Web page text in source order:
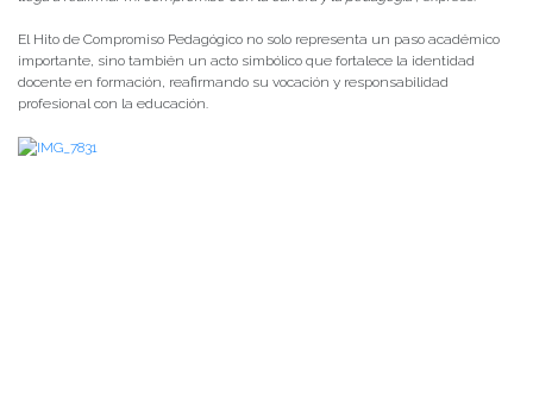
El Hito de Compromiso Pedagógico no solo representa un paso académico
importante, sino también un acto simbólico que fortalece la identidad
docente en formación, reafirmando su vocación y responsabilidad
profesional con la educación.